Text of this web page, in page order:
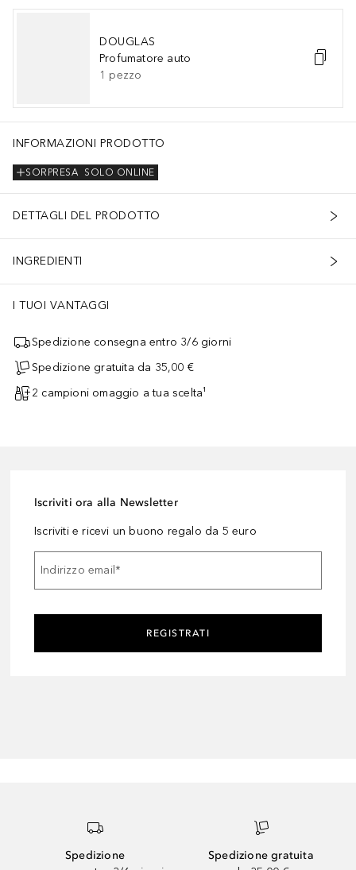
DOUGLAS
Profumatore auto
1 pezzo
INFORMAZIONI PRODOTTO
SOLO ONLINE
SORPRESA
DETTAGLI DEL PRODOTTO
INGREDIENTI
I TUOI VANTAGGI
Spedizione consegna entro 3/6 giorni
Spedizione gratuita da 35,00 €
2 campioni omaggio a tua scelta¹
Iscriviti ora alla Newsletter
Iscriviti e ricevi un buono regalo da 5 euro
Indirizzo email*
REGISTRATI
Spedizione
Spedizione gratuita